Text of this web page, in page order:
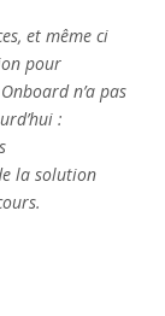
et même ci
pour
n’a pas
:
la solution